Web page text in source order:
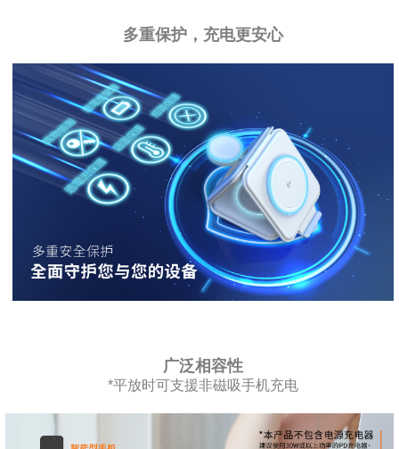
多重保护，充电更安心
广泛相容性
*平放时可支援非磁吸手机充电